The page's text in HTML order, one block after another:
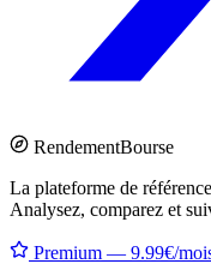
RendementBourse
La plateforme de
Analysez, comparez et
Premium — 9.99€/